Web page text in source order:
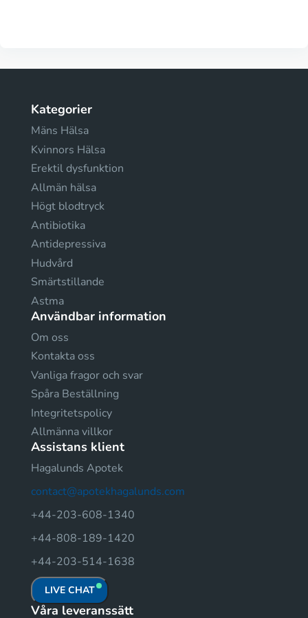
Kategorier
Mäns Hälsa
Kvinnors Hälsa
Erektil dysfunktion
Allmän hälsa
Högt blodtryck
Antibiotika
Antidepressiva
Hudvård
Smärtstillande
Astma
Användbar information
Om oss
Kontakta oss
Vanliga fragor och svar
Spåra Beställning
Integritetspolicy
Allmänna villkor
Assistans klient
Hagalunds Apotek
contact@apotekhagalunds.com
+44-203-608-1340
+44-808-189-1420
+44-203-514-1638
LIVE CHAT
Våra leveranssätt